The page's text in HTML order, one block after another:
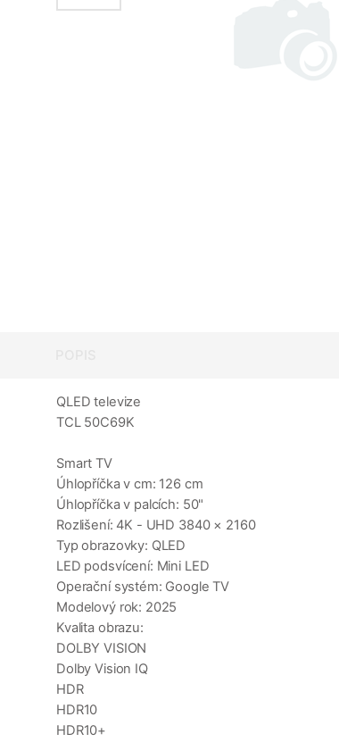
QLED televize
TCL 50C69K
Smart TV
Úhlopříčka v cm: 126 cm
Úhlopříčka v palcích: 50"
Rozlišení: 4K - UHD 3840 × 2160
Typ obrazovky: QLED
LED podsvícení: Mini LED
Operační systém: Google TV
Modelový rok: 2025
Kvalita obrazu:
DOLBY VISION
Dolby Vision IQ
HDR
HDR10
HDR10+